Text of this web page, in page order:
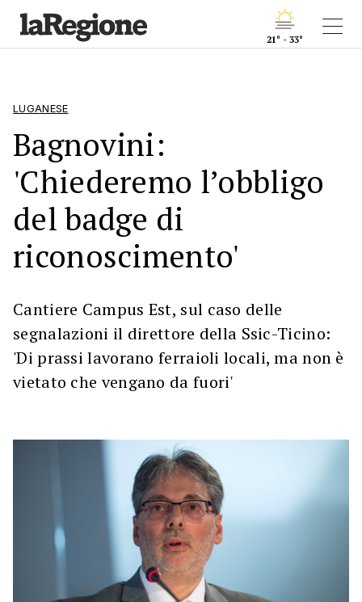
21° - 33°
LUGANESE
Bagnovini:
'Chiederemo l’obbligo
del badge di
riconoscimento'
Cantiere Campus Est, sul caso delle
segnalazioni il direttore della Ssic-Ticino:
'Di prassi lavorano ferraioli locali, ma non è
vietato che vengano da fuori'